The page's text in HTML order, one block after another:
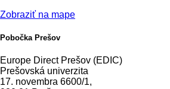
Zobraziť na mape
Pobočka Prešov
Europe Direct Prešov (EDIC)
Prešovská univerzita
17. novembra 6600/1,